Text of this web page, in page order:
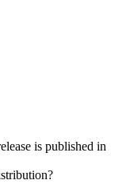
is published in